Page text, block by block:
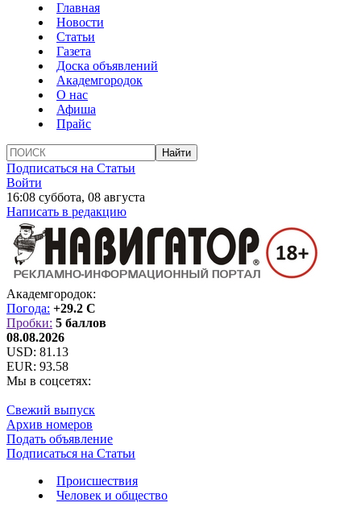
Главная
Новости
Статьи
Газета
Доска объявлений
Академгородок
О нас
Афиша
Прайс
Подписаться на Статьи
Войти
16:08 суббота, 08 августа
Написать в редакцию
Академгородок:
Погода: +29.2 C
Пробки: 5 баллов
08.08.2026
USD: 81.13
EUR: 93.58
Мы в соцсетях:
Свежий выпуск
Архив номеров
Подать объявление
Подписаться на Статьи
Происшествия
Человек и общество